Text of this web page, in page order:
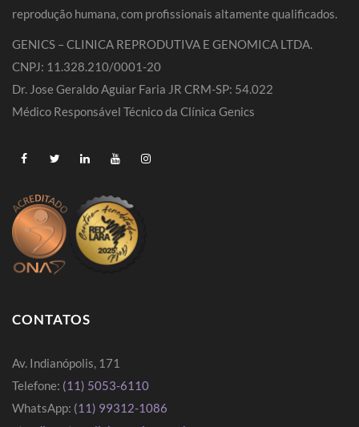
reprodução humana, com profissionais altamente qualificados.
GENICS – CLINICA REPRODUTIVA E GENOMICA LTDA.
CNPJ: 11.328.210/0001-20
Dr. Jose Geraldo Aguiar Faria JR CRM-SP: 54.022
Médico Responsável Técnico da Clínica Genics
CONTATOS
Av. Indianópolis, 171
Telefone: (11) 5053-6110
WhatsApp: (11) 99312-1086